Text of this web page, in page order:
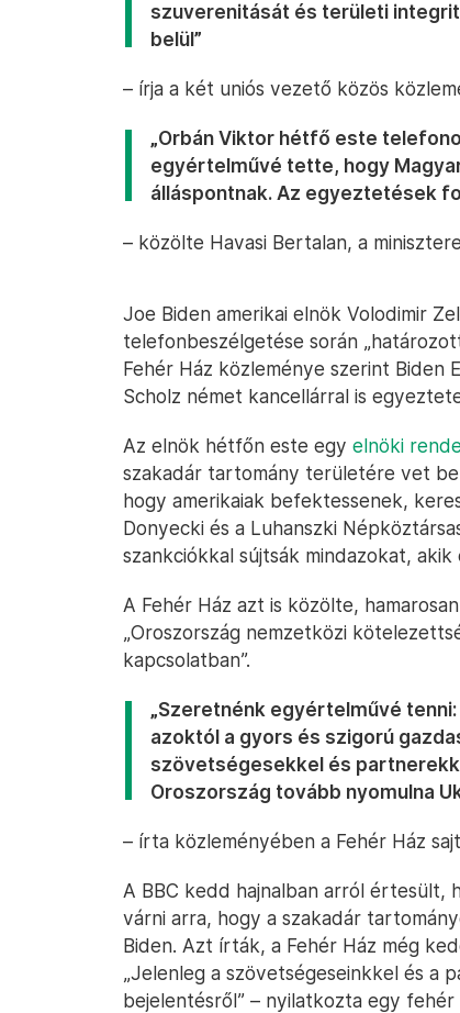
szuverenitását és területi
belül”
– írja a két uniós vezető közös
„Orbán Viktor hétfő este
egyértelművé tette, hogy
álláspontnak. Az egyeztetések
– közölte Havasi Bertalan, a
Joe Biden amerikai elnök Volodimir
telefonbeszélgetése során
Fehér Ház közleménye szerint Biden
Scholz német kancellárral is
Az elnök hétfőn este egy elnöki
szakadár tartomány területére vet
hogy amerikaiak befektessenek,
Donyecki és a Luhanszki
szankciókkal sújtsák mindazokat,
A Fehér Ház azt is közölte,
„Oroszország nemzetközi
kapcsolatban”.
„Szeretnénk egyértelművé
azoktól a gyors és szigorú
szövetségesekkel és
Oroszország tovább nyomulna
– írta közleményében a Fehér Ház
A BBC kedd hajnalban arról
várni arra, hogy a szakadár
Biden. Azt írták, a Fehér Ház még
„Jelenleg a szövetségeseinkkel és
bejelentésről” – nyilatkozta egy fehér